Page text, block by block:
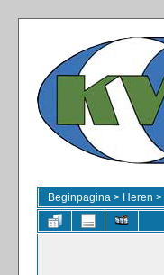
Beginpagina > Heren >